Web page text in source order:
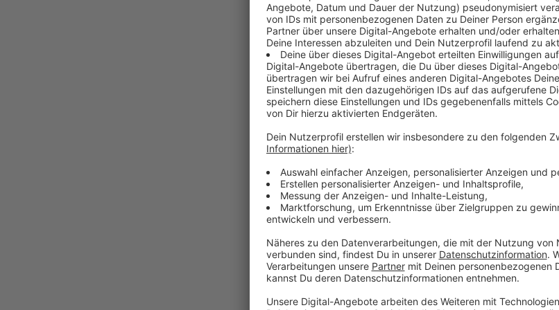
Am Montagnachmittag (18.08.) kam es
3-jähriger Junge leicht verletzt wurde.
einem Stichweg zwischen der
befuhr eine 65-jährige Autofahrerin den
Der Unfall ereignete sich, als der
herannahende Auto übersah und
Kind leichte Verletzungen zu, sagt die
Anzeige
Weitere Maßnahmen
Anzeige
Das Verkehrskommissariat hat die
übernommen. Glücklicherweise blieb